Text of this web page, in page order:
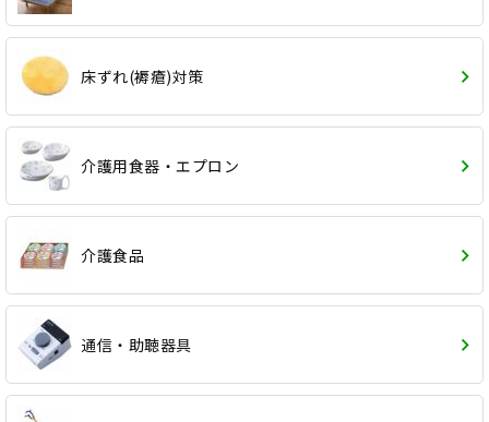
床ずれ(褥瘡)対策
介護用食器・エプロン
介護食品
通信・助聴器具